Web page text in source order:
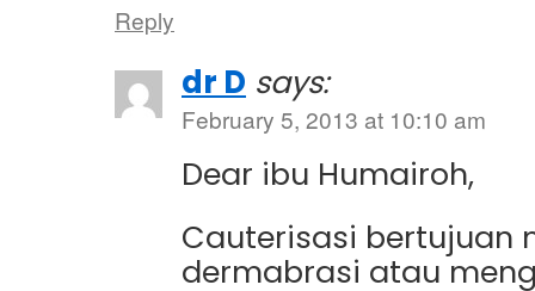
Reply
dr D says:
February 5, 2013 at 10:10 am
Dear ibu Humairoh,
Cauterisasi bertujuan
dermabrasi atau